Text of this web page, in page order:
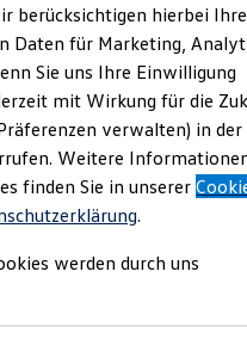
Gebrauchtwagen
Gebrauchtwagen
2026
berücksichtigen hierbei Ihre
Daten für Marketing,
Sie uns Ihre Einwilligung
mit Wirkung für die
verwalten) in der
Weitere
finden Sie in unserer
.
werden durch uns